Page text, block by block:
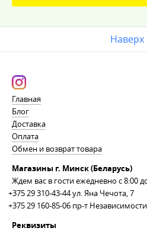
Наверх
Главная
Блог
Доставка
Оплата
Обмен и возврат товара
Магазины г. Минск (Беларусь)
Ждем вас в гости ежедневно с 8:00
+375 29 310-43-44ул. Яна Чечота, 7
+375 29 160-85-06пр-т Независимости
Реквизиты